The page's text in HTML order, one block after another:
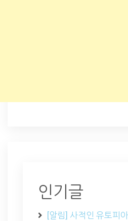
인기글
[알림] 사적인 유토피아